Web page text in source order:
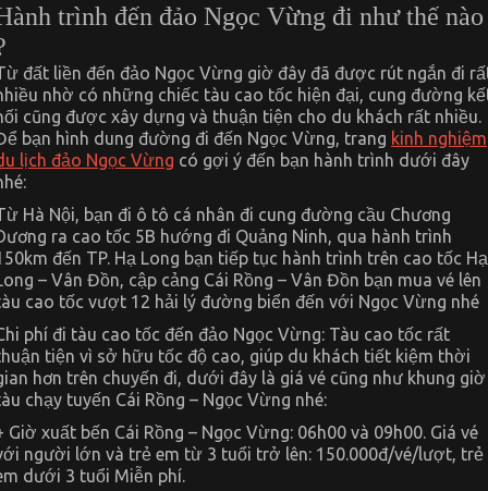
trình đến đảo Ngọc Vừng đi như thế nào
đất liền đến đảo Ngọc Vừng giờ đây đã được rút ngắn đi
nhờ có những chiếc tàu cao tốc hiện đại, cung đường
cũng được xây dựng và thuận tiện cho du khách rất nhiều.
bạn hình dung đường đi đến Ngọc Vừng, trang kinh nghiệm
lịch đảo Ngọc Vừng có gợi ý đến bạn hành trình dưới đây
Hà Nội, bạn đi ô tô cá nhân đi cung đường cầu Chương
ra cao tốc 5B hướng đi Quảng Ninh, qua hành trình
đến TP. Hạ Long bạn tiếp tục hành trình trên cao tốc Hạ
– Vân Đồn, cập cảng Cái Rồng – Vân Đồn bạn mua vé lên
cao tốc vượt 12 hải lý đường biển đến với Ngọc Vừng nhé
phí đi tàu cao tốc đến đảo Ngọc Vừng: Tàu cao tốc rất
tiện vì sở hữu tốc độ cao, giúp du khách tiết kiệm thời
hơn trên chuyến đi, dưới đây là giá vé cũng như khung giờ
chạy tuyến Cái Rồng – Ngọc Vừng nhé:
Giờ xuất bến Cái Rồng – Ngọc Vừng: 06h00 và 09h00. Giá vé
người lớn và trẻ em từ 3 tuổi trở lên: 150.000đ/vé/lượt, trẻ
dưới 3 tuổi Miễn phí.